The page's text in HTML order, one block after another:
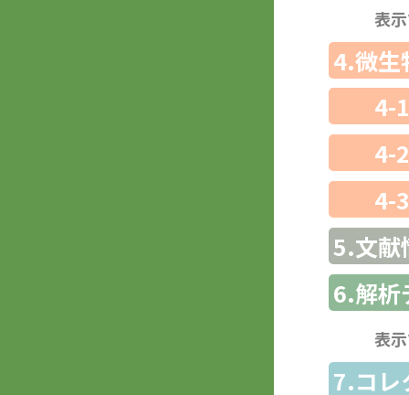
表
4.微生
4-
4-
4-
5.文献
6.解析
表
7.コレ